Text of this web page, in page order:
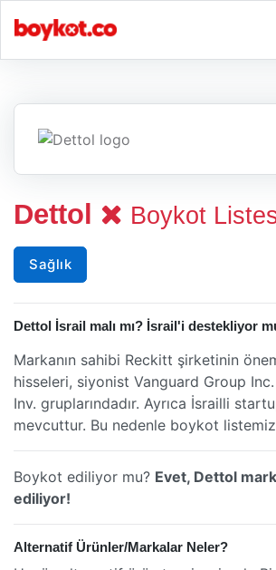
Dettol Boykot
Sağlık
Dettol İsrail malı mı? İsrail'i destekliyor
Markanın sahibi Reckitt şirketinin
hisseleri, siyonist Vanguard Group
Inv. gruplarındadır. Ayrıca İsrailli
mevcuttur. Bu nedenle boykot
Boykot ediliyor mu? Evet, Dettol
ediliyor!
Alternatif Ürünler/Markalar Neler?